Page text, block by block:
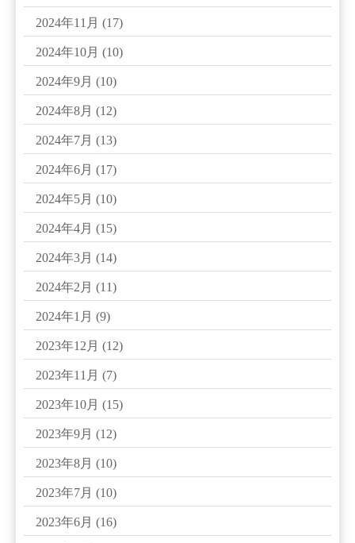
2024年11月 (17)
2024年10月 (10)
2024年9月 (10)
2024年8月 (12)
2024年7月 (13)
2024年6月 (17)
2024年5月 (10)
2024年4月 (15)
2024年3月 (14)
2024年2月 (11)
2024年1月 (9)
2023年12月 (12)
2023年11月 (7)
2023年10月 (15)
2023年9月 (12)
2023年8月 (10)
2023年7月 (10)
2023年6月 (16)